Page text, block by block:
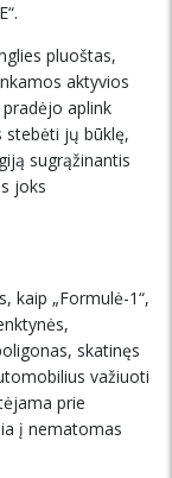
pluoštas,
aktyvios
aplink
stebėti jų būklę,
sugrąžinantis
joks
kaip „Formulė-1“,
skatinęs
važiuoti
prie
į nematomas